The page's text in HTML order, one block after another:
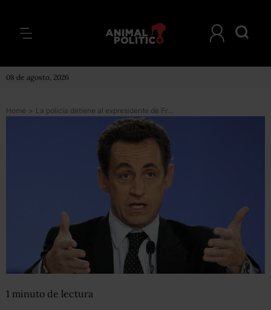
08 de agosto, 2026
Home > La policía detiene al expresidente de Francia Nicolás Sarkozy en investigación sobre financiamiento ilegal de su campaña
1 minuto de lectura